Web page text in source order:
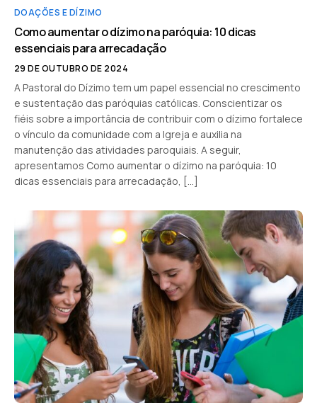
DOAÇÕES E DÍZIMO
Como aumentar o dízimo na paróquia: 10 dicas
essenciais para arrecadação
29 DE OUTUBRO DE 2024
A Pastoral do Dízimo tem um papel essencial no crescimento
e sustentação das paróquias católicas. Conscientizar os
fiéis sobre a importância de contribuir com o dízimo fortalece
o vínculo da comunidade com a Igreja e auxilia na
manutenção das atividades paroquiais. A seguir,
apresentamos Como aumentar o dízimo na paróquia: 10
dicas essenciais para arrecadação, […]